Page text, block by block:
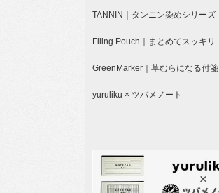
TANNIN｜タンニン染めシリーズ
Filing Pouch｜まとめてスッキリ
GreenMarker｜草むらになる付箋
yuruliku × ツバメノート